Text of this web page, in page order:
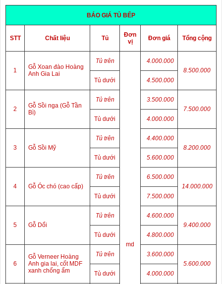
BÁO GIÁ TỦ BẾP
STT Chất liệu Tủ
Đơn
vị
Đơn giá Tổng cộng
1
Gỗ Xoan đào Hoàng
Anh Gia Lai
Tủ trên
md
4.000.000
8.500.000
Tủ dưới
4.500.000
2
Gỗ Sồi nga (Gỗ Tần
Bì)
Tủ trên
3.500.000
7.500.000
Tủ dưới
4.000.000
3 Gỗ Sồi Mỹ
Tủ trên
4.400.000
8.200.000
Tủ dưới
5.600.000
4 Gỗ Óc chó (cao cấp)
Tủ trên
6.500.000
14.000.000
Tủ dưới
7.500.000
5 Gỗ Dổi
Tủ trên
4.600.000
9.400.000
Tủ dưới
4.800.000
6
Gỗ Verneer Hoàng
Anh gia lai, cốt MDF
xanh chống ẩm
Tủ trên
3.600.000
5.600.000
Tủ dưới
4.000.000